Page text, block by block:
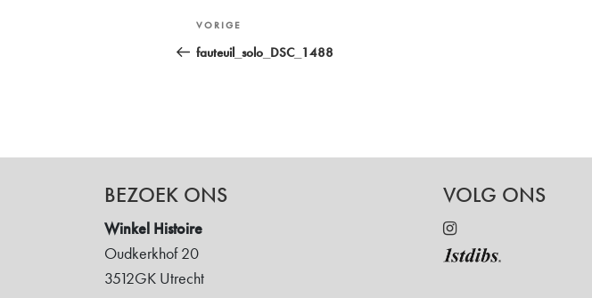
Bericht
navigatie
Vorig
bericht
VORIGE
fauteuil_solo_DSC_1488
BEZOEK ONS
Winkel Histoire
Oudkerkhof 20
3512GK Utrecht
VOLG ONS